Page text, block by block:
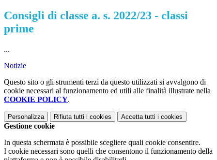
Consigli di classe a. s. 2022/23 - classi
prime
...
Notizie
Questo sito o gli strumenti terzi da questo utilizzati si avvalgono di
cookie necessari al funzionamento ed utili alle finalità illustrate nella
COOKIE POLICY.
Personalizza Rifiuta tutti i cookies Accetta tutti i cookies
Gestione cookie
In questa schermata è possibile scegliere quali cookie consentire.
I cookie necessari sono quelli che consentono il funzionamento della